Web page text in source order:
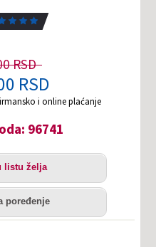
RSD
RSD
i online plaćanje
96741
listu želja
poređenje